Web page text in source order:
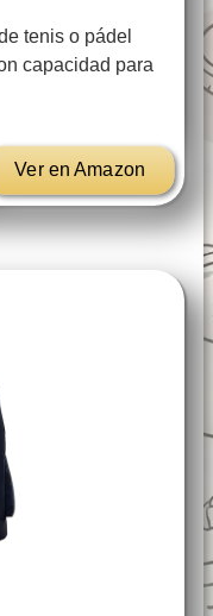
tenis o pádel
capacidad para
Ver en Amazon